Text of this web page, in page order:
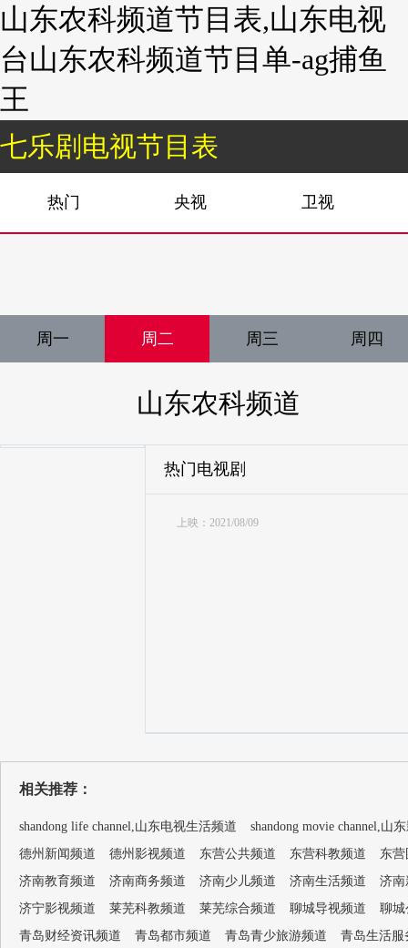
山东农科频道节目表,山东电视
台山东农科频道节目单-ag捕鱼
王
七乐剧电视节目表
热门 央视 卫视
周一 周二 周三 周四
山东农科频道
热门电视剧
上映：2021/08/09
相关推荐：
shandong life channel,山东电视生活频道
shandong movie channel,山
德州新闻频道
德州影视频道 东营公共频道 东营科教频道
东
济南教育频道
济南商务频道 济南少儿频道 济南生活频道
济南
济宁影视频道
莱芜科教频道 莱芜综合频道 聊城导视频道
聊城
青岛财经资讯频道
青岛都市频道 青岛青少旅游频道
青岛生活服